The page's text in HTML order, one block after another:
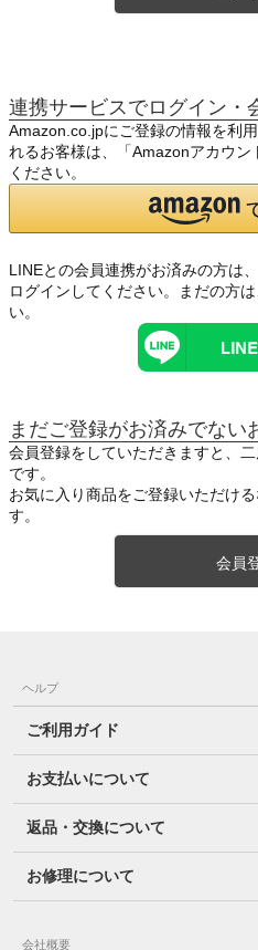
連携サービスでログイン・
Amazon.co.jpにご登録の情報を利
れるお客様は、「Amazonアカウ
ください。
LINEとの会員連携がお済みの方は
ログインしてください。まだの方は
い。
まだご登録がお済みでない
会員登録をしていただきますと、
です。
お気に入り商品をご登録いただけ
す。
会員
ヘルプ
ご利用ガイド
お支払いについて
返品・交換について
お修理について
会社概要